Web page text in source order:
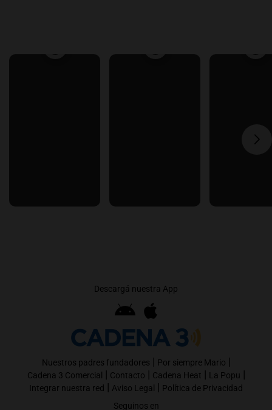
Descargá nuestra App
Nuestros padres fundadores | Por siempre Mario |
Cadena 3 Comercial | Contacto | Cadena Heat | La Popu |
Integrar nuestra red | Aviso Legal | Política de Privacidad
Seguinos en